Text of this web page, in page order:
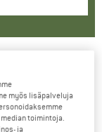
myös lisäpalveluja
toimintoja.
ja